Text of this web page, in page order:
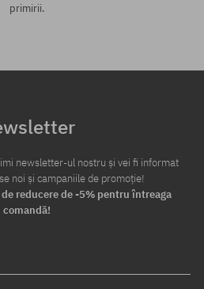
primirii.
newsletter-ul nostru și vei fi informat
noi și campaniile de promoție!
reducere de -5% pentru întreaga
comandă!